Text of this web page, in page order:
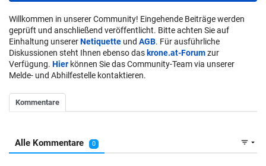
Willkommen in unserer Community! Eingehende Beiträge werden
geprüft und anschließend veröffentlicht. Bitte achten Sie auf
Einhaltung unsererNetiquette und AGB. Für ausführliche
Diskussionen steht Ihnen ebenso das krone.at-Forumzur
Verfügung. Hier können Sie das Community-Team via unserer
Melde- und Abhilfestelle kontaktieren.